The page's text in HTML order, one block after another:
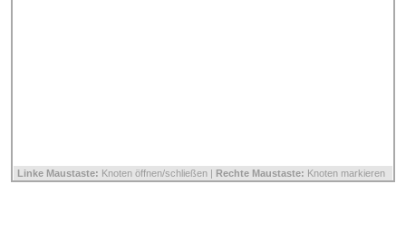
Linke Maustaste: Knoten öffnen/schließen | Rechte Maustaste: Knoten markieren